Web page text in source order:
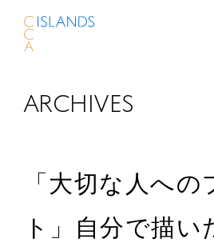
ABOUT
THINK ISLANDS
ARCHIVES
「大切な人への
ト」自分で描い